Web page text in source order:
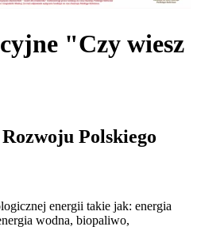
"Czy wiesz
Polskiego
energii takie jak: energia
wodna, biopaliwo,